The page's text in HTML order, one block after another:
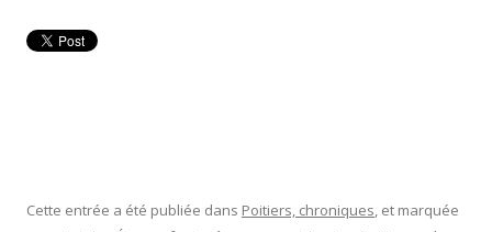
Cette entrée a été publiée dans Poitiers, chroniques, et marquée